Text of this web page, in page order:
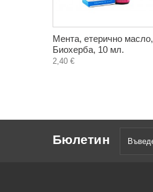
Мента, етерично масло,
Биохерба, 10 мл.
2,40 €
Бюлетин